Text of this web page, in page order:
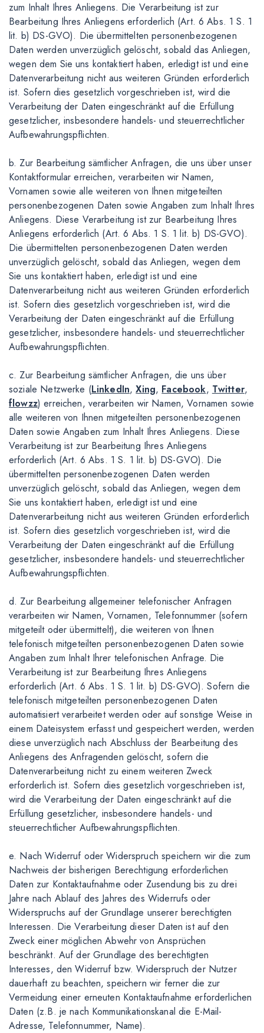
zum Inhalt Ihres Anliegens. Die Verarbeitung ist zur
Bearbeitung Ihres Anliegens erforderlich (Art. 6 Abs. 1 S. 1
lit. b) DS-GVO). Die übermittelten personenbezogenen
Daten werden unverzüglich gelöscht, sobald das Anliegen,
wegen dem Sie uns kontaktiert haben, erledigt ist und eine
Datenverarbeitung nicht aus weiteren Gründen erforderlich
ist. Sofern dies gesetzlich vorgeschrieben ist, wird die
Verarbeitung der Daten eingeschränkt auf die Erfüllung
gesetzlicher, insbesondere handels- und steuerrechtlicher
Aufbewahrungspflichten.
b. Zur Bearbeitung sämtlicher Anfragen, die uns über unser
Kontaktformular erreichen, verarbeiten wir Namen,
Vornamen sowie alle weiteren von Ihnen mitgeteilten
personenbezogenen Daten sowie Angaben zum Inhalt Ihres
Anliegens. Diese Verarbeitung ist zur Bearbeitung Ihres
Anliegens erforderlich (Art. 6 Abs. 1 S. 1 lit. b) DS-GVO).
Die übermittelten personenbezogenen Daten werden
unverzüglich gelöscht, sobald das Anliegen, wegen dem
Sie uns kontaktiert haben, erledigt ist und eine
Datenverarbeitung nicht aus weiteren Gründen erforderlich
ist. Sofern dies gesetzlich vorgeschrieben ist, wird die
Verarbeitung der Daten eingeschränkt auf die Erfüllung
gesetzlicher, insbesondere handels- und steuerrechtlicher
Aufbewahrungspflichten.
c. Zur Bearbeitung sämtlicher Anfragen, die uns über
soziale Netzwerke (LinkedIn,Xing, Facebook, Twitter,
flowzz) erreichen, verarbeiten wir Namen, Vornamen sowie
alle weiteren von Ihnen mitgeteilten personenbezogenen
Daten sowie Angaben zum Inhalt Ihres Anliegens. Diese
Verarbeitung ist zur Bearbeitung Ihres Anliegens
erforderlich (Art. 6 Abs. 1 S. 1 lit. b) DS-GVO). Die
übermittelten personenbezogenen Daten werden
unverzüglich gelöscht, sobald das Anliegen, wegen dem
Sie uns kontaktiert haben, erledigt ist und eine
Datenverarbeitung nicht aus weiteren Gründen erforderlich
ist. Sofern dies gesetzlich vorgeschrieben ist, wird die
Verarbeitung der Daten eingeschränkt auf die Erfüllung
gesetzlicher, insbesondere handels- und steuerrechtlicher
Aufbewahrungspflichten.
d. Zur Bearbeitung allgemeiner telefonischer Anfragen
verarbeiten wir Namen, Vornamen, Telefonnummer (sofern
mitgeteilt oder übermittelt), die weiteren von Ihnen
telefonisch mitgeteilten personenbezogenen Daten sowie
Angaben zum Inhalt Ihrer telefonischen Anfrage. Die
Verarbeitung ist zur Bearbeitung Ihres Anliegens
erforderlich (Art. 6 Abs. 1 S. 1 lit. b) DS-GVO). Sofern die
telefonisch mitgeteilten personenbezogenen Daten
automatisiert verarbeitet werden oder auf sonstige Weise in
einem Dateisystem erfasst und gespeichert werden, werden
diese unverzüglich nach Abschluss der Bearbeitung des
Anliegens des Anfragenden gelöscht, sofern die
Datenverarbeitung nicht zu einem weiteren Zweck
erforderlich ist. Sofern dies gesetzlich vorgeschrieben ist,
wird die Verarbeitung der Daten eingeschränkt auf die
Erfüllung gesetzlicher, insbesondere handels- und
steuerrechtlicher Aufbewahrungspflichten.
e. Nach Widerruf oder Widerspruch speichern wir die zum
Nachweis der bisherigen Berechtigung erforderlichen
Daten zur Kontaktaufnahme oder Zusendung bis zu drei
Jahre nach Ablauf des Jahres des Widerrufs oder
Widerspruchs auf der Grundlage unserer berechtigten
Interessen. Die Verarbeitung dieser Daten ist auf den
Zweck einer möglichen Abwehr von Ansprüchen
beschränkt. Auf der Grundlage des berechtigten
Interesses, den Widerruf bzw. Widerspruch der Nutzer
dauerhaft zu beachten, speichern wir ferner die zur
Vermeidung einer erneuten Kontaktaufnahme erforderlichen
Daten (z.B. je nach Kommunikationskanal die E-Mail-
Adresse, Telefonnummer, Name).